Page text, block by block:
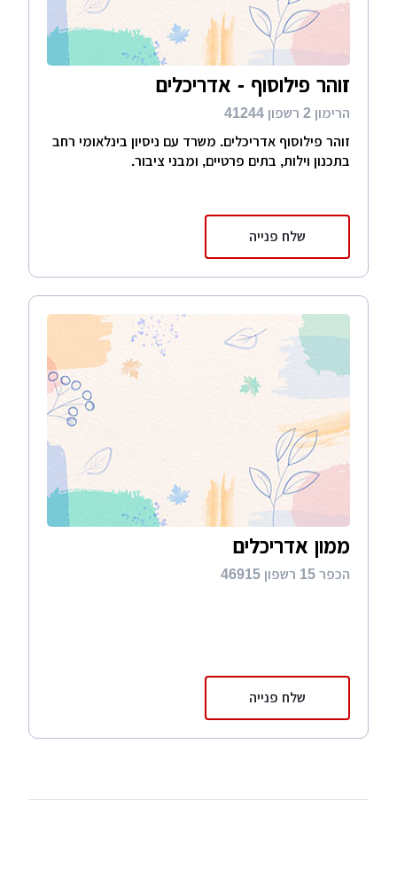
זוהר פילוסוף - אדריכלים
הרימון 2 רשפון 41244
זוהר פילוסוף אדריכלים. משרד עם ניסיון בינלאומי רחב
בתכנון וילות, בתים פרטיים, ומבני ציבור.
שלח פנייה
ממון אדריכלים
הכפר 15 רשפון 46915
שלח פנייה